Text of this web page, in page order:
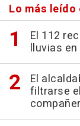
Lo más leído
El 112
lluvias
El
filtrarse